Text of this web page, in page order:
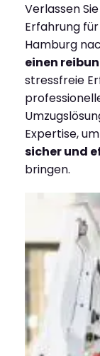
Verlassen
Erfahrung
Hamburg
einen
stressfreie
Expertise,
sicher und
bringen.